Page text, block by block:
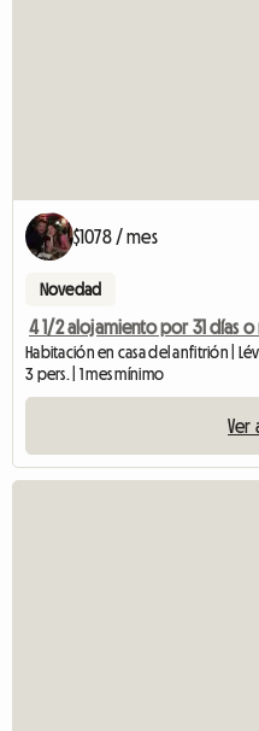
$1078 / mes
Novedad
4 1/2 alojamiento por 31 días o
Habitación en casa del anfitrión |
3 pers. | 1 mes mínimo
Ver